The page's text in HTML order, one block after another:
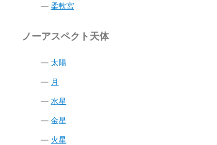
柔軟宮
ノーアスペクト天体
太陽
月
水星
金星
火星